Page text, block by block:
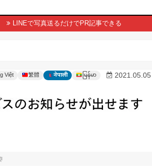
LINEで写真送るだけでPR記事できる
Việt 繁體 नेपाली မြန်မာ 2021.05.05